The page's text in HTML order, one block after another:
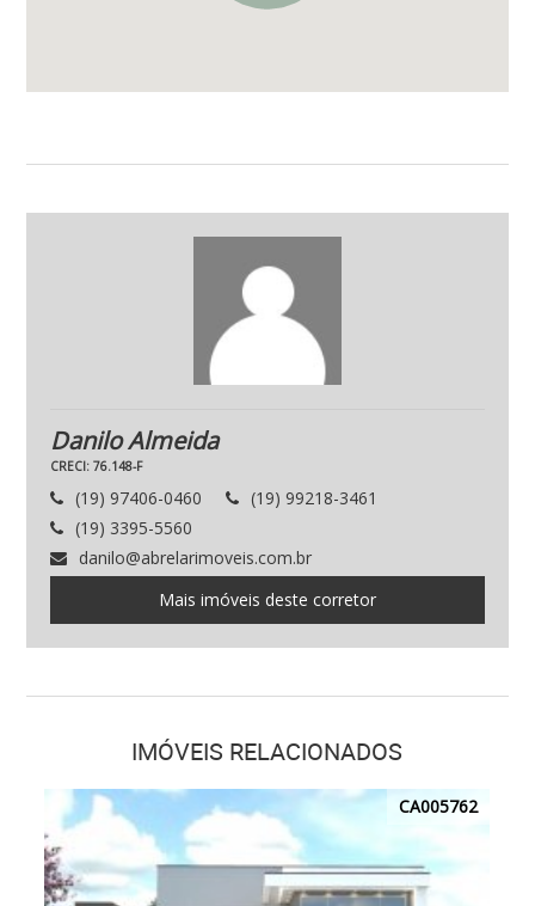
Danilo Almeida
CRECI: 76.148-F
(19) 97406-0460
(19) 99218-3461
(19) 3395-5560
danilo@abrelarimoveis.com.br
Mais imóveis deste corretor
IMÓVEIS RELACIONADOS
CA005762